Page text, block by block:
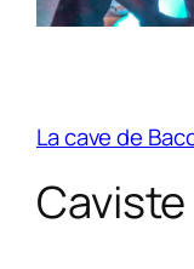
La cave de